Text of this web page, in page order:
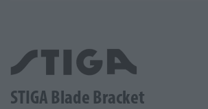
STIGA Blade Bracket